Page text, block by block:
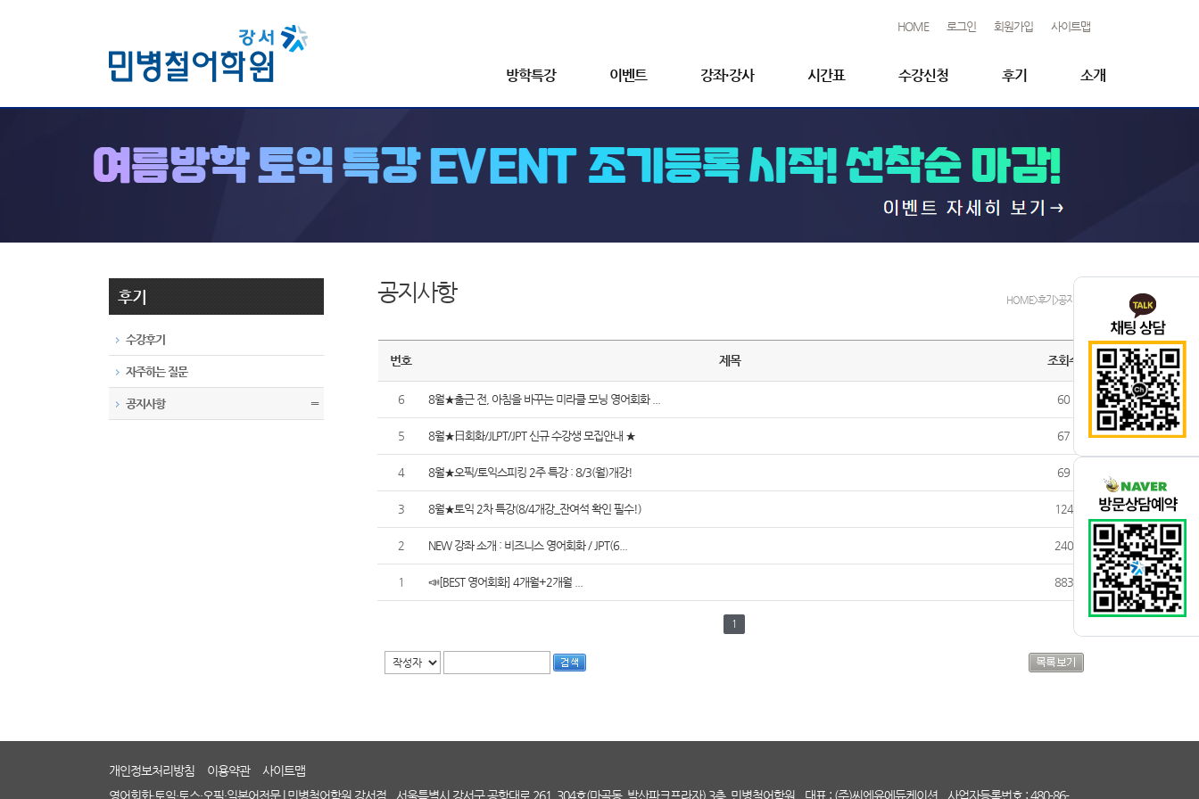
HOME 로그인 회원가입 사이트맵
방학특강 이벤트 강좌·강사 시간표 수강신청 후기 소개
후기
수강후기
자주하는 질문
공지사항 〓
공지사항 HOME>후기>공지사항
번호 제목 조회수
6 8월★출근 전, 아침을 바꾸는 미라클 모닝 영어회화 ... 60
5 8월★日회화/JLPT/JPT 신규 수강생 모집안내 ★ 67
4 8월★오픽/토익스피킹 2주 특강 : 8/3(월)개강! 69
3 8월★토익 2차 특강(8/4개강_잔여석 확인 필수!) 124
2 NEW 강좌 소개 : 비즈니스 영어회화 / JPT(6... 240
1 📣[BEST 영어회화] 4개월+2개월 ... 883
1
개인정보처리방침 이용약관
사이트맵
영어회화·토익·토스·오픽·일본어전문 | 민병철어학원 강서점
서울특별시 강서구 공항대로 261, 304호(마곡동, 발산파크프라자) 3층, 민병철어학원 대표 : (주)씨엔유에듀케이션 사업자등록번호 : 480-86-